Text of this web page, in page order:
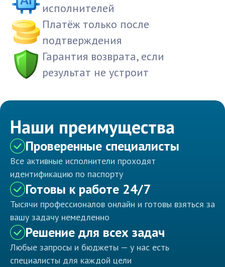
исполнителей
Платёж только после
подтверждения
Гарантия возврата, если
результат не устроит
Наши преимущества
Проверенные специалисты
Все активные исполнители проходят
идентификацию по паспорту
Готовы к работе 24/7
Тысячи профессионалов онлайн и готовы взяться за
вашу задачу немедленно
Решение для всех задач
Любые запросы и бюджеты — у нас есть
специалисты для каждой цели